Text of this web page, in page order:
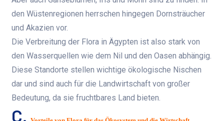
den Wüstenregionen herrschen hingegen Dornsträucher
und Akazien vor.
Die Verbreitung der Flora in Ägypten ist also stark von
den Wasserquellen wie dem Nil und den Oasen abhängig.
Diese Standorte stellen wichtige ökologische Nischen
dar und sind auch für die Landwirtschaft von großer
Bedeutung, da sie fruchtbares Land bieten.
C.